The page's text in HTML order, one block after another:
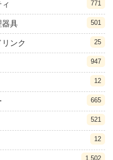
771
器具 501
ンク 25
947
12
665
521
12
1,502